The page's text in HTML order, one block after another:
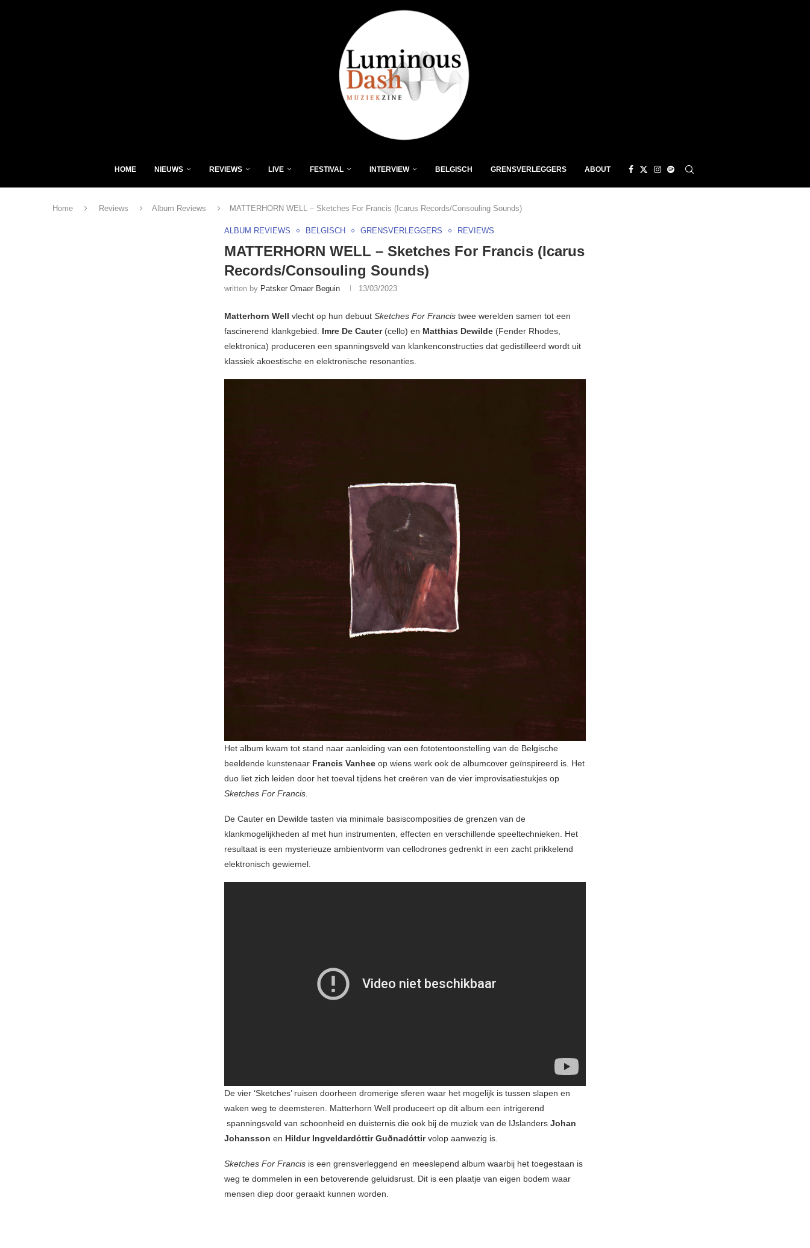
HOME NIEUWS REVIEWS LIVE FESTIVAL INTERVIEW BELGISCH GRENSVERLEGGERS ABOUT
Home Reviews Album Reviews MATTERHORN WELL – Sketches For Francis (Icarus Records/Consouling Sounds)
ALBUM REVIEWS BELGISCH GRENSVERLEGGERS REVIEWS
MATTERHORN WELL – Sketches For Francis (Icarus
Records/Consouling Sounds)
written by Patsker Omaer Beguin 13/03/2023
Matterhorn Well vlecht op hun debuut Sketches For Francis twee werelden samen tot een
fascinerend klankgebied. Imre De Cauter(cello) en Matthias Dewilde (Fender Rhodes,
elektronica) produceren een spanningsveld van klankenconstructies dat gedistilleerd wordt uit
klassiek akoestische en elektronische resonanties.
Het album kwam tot stand naar aanleiding van een fototentoonstelling van de Belgische
beeldende kunstenaar Francis Vanhee op wiens werk ook de albumcover geïnspireerd is. Het
duo liet zich leiden door het toeval tijdens het creëren van de vier improvisatiestukjes op
Sketches For Francis.
De Cauter en Dewilde tasten via minimale basiscomposities de grenzen van de
klankmogelijkheden af met hun instrumenten, effecten en verschillende speeltechnieken. Het
resultaat is een mysterieuze ambientvorm van cellodrones gedrenkt in een zacht prikkelend
elektronisch gewiemel.
De vier ‘Sketches’ ruisen doorheen dromerige sferen waar het mogelijk is tussen slapen en
waken weg te deemsteren. Matterhorn Well produceert op dit album een intrigerend
spanningsveld van schoonheid en duisternis die ook bij de muziek van de IJslanders Johan
Johansson en Hildur Ingveldardóttir Guðnadóttirvolop aanwezig is.
Sketches For Francis is een grensverleggend en meeslepend album waarbij het toegestaan is
weg te dommelen in een betoverende geluidsrust. Dit is een plaatje van eigen bodem waar
mensen diep door geraakt kunnen worden.